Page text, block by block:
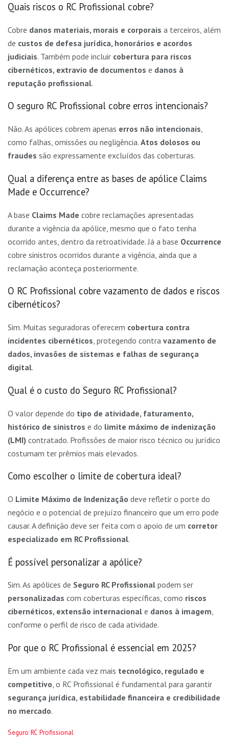
Quais riscos o RC Profissional cobre?
Cobre danos materiais, morais e corporais a terceiros, além
de custos de defesa jurídica, honorários e acordos
judiciais. Também pode incluir cobertura para riscos
cibernéticos, extravio de documentos e danos à
reputação profissional.
O seguro RC Profissional cobre erros intencionais?
Não. As apólices cobrem apenas erros não intencionais,
como falhas, omissões ou negligência. Atos dolosos ou
fraudes são expressamente excluídos das coberturas.
Qual a diferença entre as bases de apólice Claims
Made e Occurrence?
A base Claims Made cobre reclamações apresentadas
durante a vigência da apólice, mesmo que o fato tenha
ocorrido antes, dentro da retroatividade. Já a base Occurrence
cobre sinistros ocorridos durante a vigência, ainda que a
reclamação aconteça posteriormente.
O RC Profissional cobre vazamento de dados e riscos
cibernéticos?
Sim. Muitas seguradoras oferecem cobertura contra
incidentes cibernéticos, protegendo contra vazamento de
dados, invasões de sistemas e falhas de segurança
digital.
Qual é o custo do Seguro RC Profissional?
O valor depende do tipo de atividade, faturamento,
histórico de sinistros e do limite máximo de indenização
(LMI) contratado. Profissões de maior risco técnico ou jurídico
costumam ter prêmios mais elevados.
Como escolher o limite de cobertura ideal?
O Limite Máximo de Indenização deve refletir o porte do
negócio e o potencial de prejuízo financeiro que um erro pode
causar. A definição deve ser feita com o apoio de um corretor
especializado em RC Profissional.
É possível personalizar a apólice?
Sim. As apólices de Seguro RC Profissional podem ser
personalizadas com coberturas específicas, como riscos
cibernéticos, extensão internacional e danos à imagem,
conforme o perfil de risco de cada atividade.
Por que o RC Profissional é essencial em 2025?
Em um ambiente cada vez mais tecnológico, regulado e
competitivo , o RC Profissional é fundamental para garantir
segurança jurídica, estabilidade financeira e credibilidade
no mercado.
C
Seguro RC Profissional